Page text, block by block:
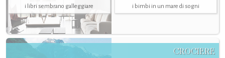
i libri sembrano galleggiare
i bimbi in un mare di sogni
CROCIERE